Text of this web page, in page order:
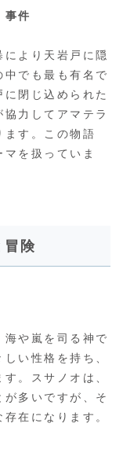
事件
より天岩戸に隠
でも最も有名で
閉じ込められた
力してアマテラ
ます。この物語
を扱っていま
冒険
や嵐を司る神で
い性格を持ち、
。スサノオは、
多いですが、そ
在になります。